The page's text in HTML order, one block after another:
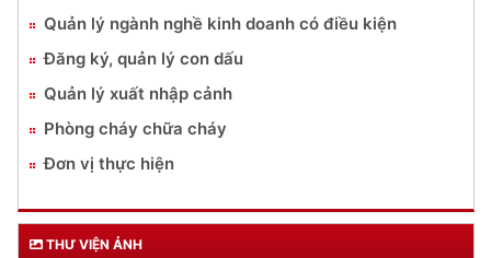
Quản lý ngành nghề kinh doanh có điều kiện
Đăng ký, quản lý con dấu
Quản lý xuất nhập cảnh
Phòng cháy chữa cháy
Đơn vị thực hiện
THƯ VIỆN ẢNH